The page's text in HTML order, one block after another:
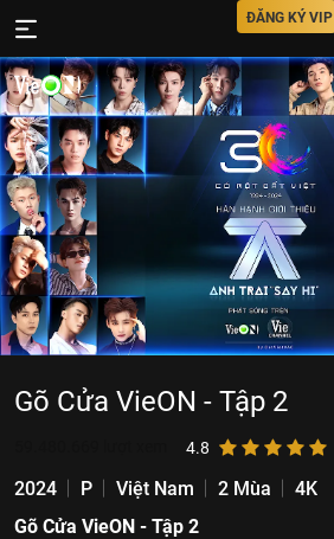
ĐĂNG KÝ VIP
Gõ Cửa VieON - Tập 2
4.8
2024 P Việt Nam 2 Mùa
4K
Gõ Cửa VieON - Tập 2